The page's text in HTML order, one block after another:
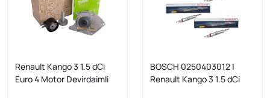
Renault Kango 3 1.5 dCi
Euro 4 Motor Devirdaimli
BOSCH 0250403012 |
Renault Kango 3 1.5 dCi